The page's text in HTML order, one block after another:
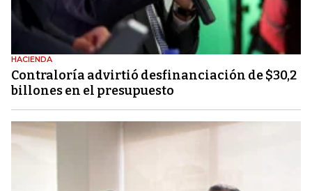
HACIENDA
Contraloría advirtió desfinanciación de $30,2
billones en el presupuesto